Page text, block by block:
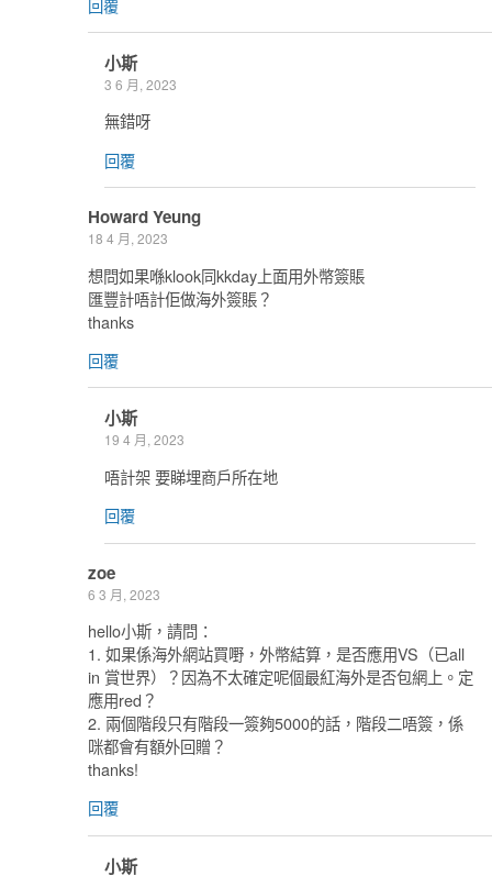
小斯
3 6 月, 2023
無錯呀
回覆
Howard Yeung
18 4 月, 2023
想問如果喺klook同kkday上面用外幣簽賬
匯豐計唔計佢做海外簽賬？
thanks
回覆
小斯
19 4 月, 2023
唔計架 要睇埋商戶所在地
回覆
zoe
6 3 月, 2023
hello小斯，請問：
1. 如果係海外網站買嘢，外幣結算，是否應用VS（已all
in 賞世界）？因為不太確定呢個最紅海外是否包網上。定
應用red？
2. 兩個階段只有階段一簽夠5000的話，階段二唔簽，係
咪都會有額外回贈？
thanks!
回覆
小斯